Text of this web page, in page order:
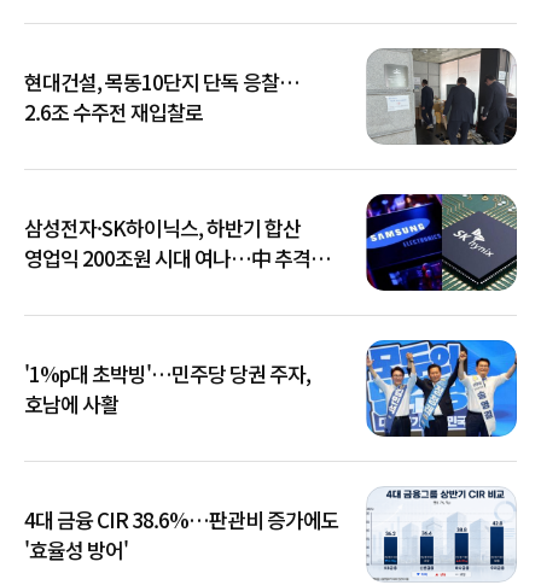
현대건설, 목동10단지 단독 응찰…
2.6조 수주전 재입찰로
삼성전자·SK하이닉스, 하반기 합산
영업익 200조원 시대 여나…中 추격은
'1%p대 초박빙'…민주당 당권 주자,
호남에 사활
4대 금융 CIR 38.6%…판관비 증가에도
'효율성 방어'